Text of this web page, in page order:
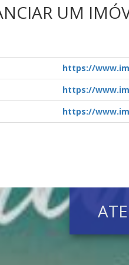
UM
https://
https://
https://